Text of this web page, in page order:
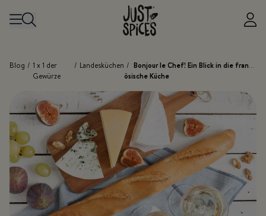
Blog / 1 x 1 der
Gewürze
/ Landesküchen / Bonjour le Chef! Ein Blick in die franz
ösische Küche